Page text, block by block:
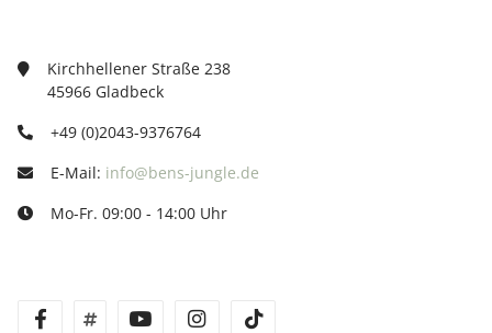
Kirchhellener Straße 238
45966 Gladbeck
+49 (0)2043-9376764
E-Mail: info@bens-jungle.de
Mo-Fr. 09:00 - 14:00 Uhr
facebooktwitter youtube instagram